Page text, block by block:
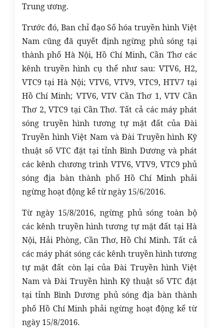
Trung ương.
Trước đó, Ban chỉ đạo Số hóa truyền hình Việt
Nam cũng đã quyết định ngừng phủ sóng tại
thành phố Hà Nội, Hồ Chí Minh, Cần Thơ các
kênh truyền hình cụ thể như sau: VTV6, H2,
VTC9 tại Hà Nội; VTV6, VTV9, VTC9, HTV7 tại
Hồ Chí Minh; VTV6, VTV Cần Thơ 1, VTV Cần
Thơ 2, VTC9 tại Cần Thơ. Tất cả các máy phát
sóng truyền hình tương tự mặt đất của Đài
Truyền hình Việt Nam và Đài Truyền hình Kỹ
thuật số VTC đặt tại tỉnh Bình Dương và phát
các kênh chương trình VTV6, VTV9, VTC9 phủ
sóng địa bàn thành phố Hồ Chí Minh phải
ngừng hoạt động kể từ ngày 15/6/2016.
Từ ngày 15/8/2016, ngừng phủ sóng toàn bộ
các kênh truyền hình tương tự mặt đất tại Hà
Nội, Hải Phòng, Cần Thơ, Hồ Chí Minh. Tất cả
các máy phát sóng các kênh truyền hình tương
tự mặt đất còn lại của Đài Truyền hình Việt
Nam và Đài Truyền hình Kỹ thuật số VTC đặt
tại tỉnh Bình Dương phủ sóng địa bàn thành
phố Hồ Chí Minh phải ngừng hoạt động kể từ
ngày 15/8/2016.